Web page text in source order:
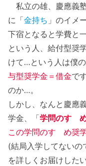
私立の雄、慶應義
に「金持ち 」のイメ
下宿となると学費と
という人、給付型奨
けて…という人は僕
与型奨学金＝借金で
のか…。
しかし、なんと慶應
学金、「学問のすゝ
この学問のすゝめ奨
(結局入学してないの
を詳しくお届けした